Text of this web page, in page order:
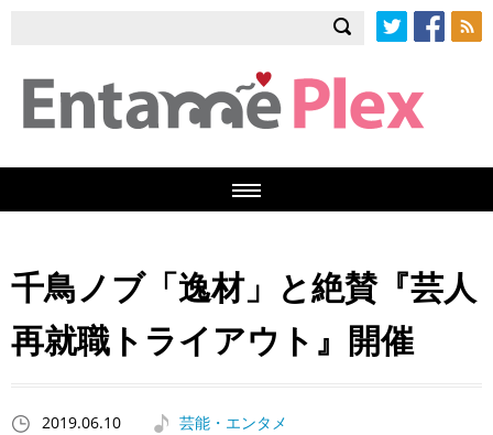
千鳥ノブ「逸材」と絶賛『芸人
再就職トライアウト』開催
2019.06.10
芸能・エンタメ